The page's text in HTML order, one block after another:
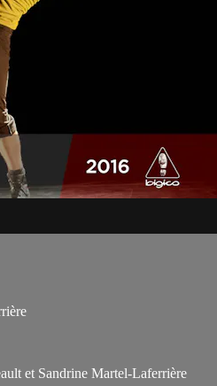
et Sandrine Martel-Laferrière